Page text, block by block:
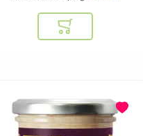
In den